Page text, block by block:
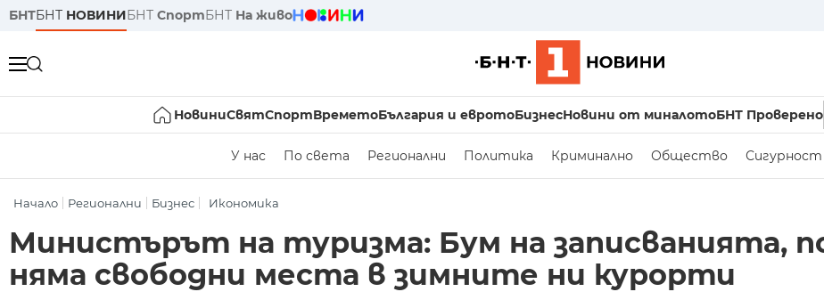
БНТБНТ НОВИНИБНТ СпортБНТ На живо
НовиниСвятСпортВреметоБългария и евротоБизнесНовини от миналотоБНТ Проверено
У нас По света Регионални Политика Криминално Общество Сигурност
Начало Регионални Бизнес Икономика
Министърът на туризма: Бум на записванията,
няма свободни места в зимните ни курорти